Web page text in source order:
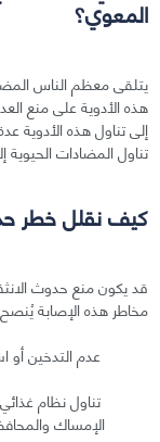
المعوي؟
يتلقى معظم الناس
هذه الأدوية على منع
إلى تناول هذه الأدوية
تناول المضادات
كيف نقلل خطر
قد يكون منع حدوث
مخاطر هذه الإصابة
عدم التدخين أو
تناول نظام
الإمساك